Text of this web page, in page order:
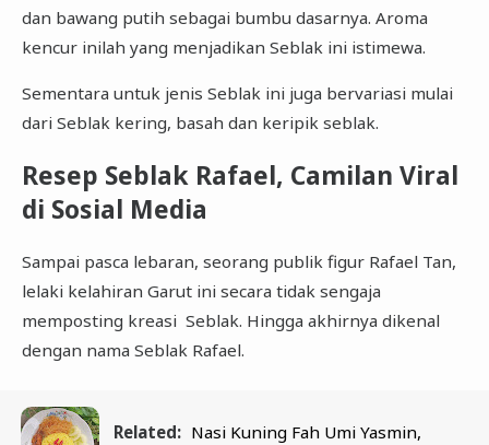
dan bawang putih sebagai bumbu dasarnya. Aroma
kencur inilah yang menjadikan Seblak ini istimewa.
Sementara untuk jenis Seblak ini juga bervariasi mulai
dari Seblak kering, basah dan keripik seblak.
Resep Seblak Rafael, Camilan Viral
di Sosial Media
Sampai pasca lebaran, seorang publik figur Rafael Tan,
lelaki kelahiran Garut ini secara tidak sengaja
memposting kreasi Seblak. Hingga akhirnya dikenal
dengan nama Seblak Rafael.
Related: Nasi Kuning Fah Umi Yasmin,